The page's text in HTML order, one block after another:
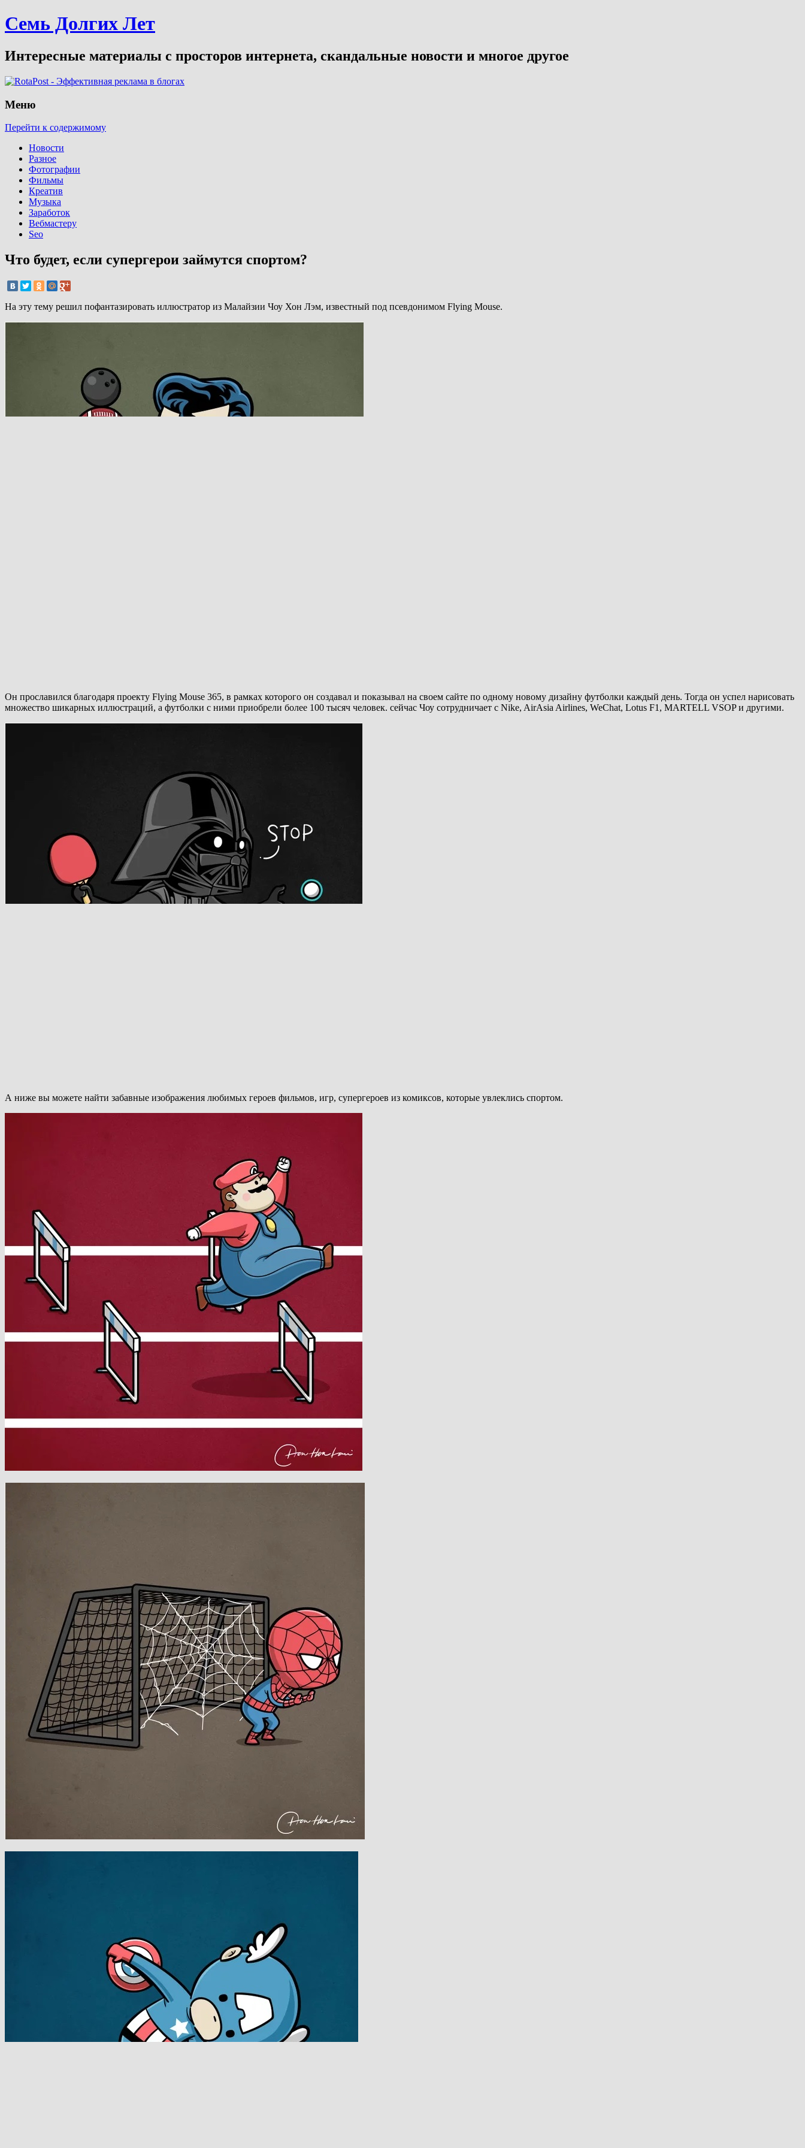
Семь Долгих Лет
Интересные материалы с просторов интернета, скандальные новости и многое другое
Меню
Перейти к содержимому
Новости
Разное
Фотографии
Фильмы
Креатив
Музыка
Заработок
Вебмастеру
Seo
Что будет, если супергерои займутся спортом?
На эту тему решил пофантазировать иллюстратор из Малайзии Чоу Хон Лэм, известный под псевдонимом Flying Mouse.
Он прославился благодаря проекту Flying Mouse 365, в рамках которого он создавал и показывал на своем сайте по одному новому дизайну футболки каждый день. Тогда он успел нарисовать
множество шикарных иллюстраций, а футболки с ними приобрели более 100 тысяч человек. сейчас Чоу сотрудничает с Nike, AirAsia Airlines, WeChat, Lotus F1, MARTELL VSOP и другими.
А ниже вы можете найти забавные изображения любимых героев фильмов, игр, супергероев из комиксов, которые увлеклись спортом.